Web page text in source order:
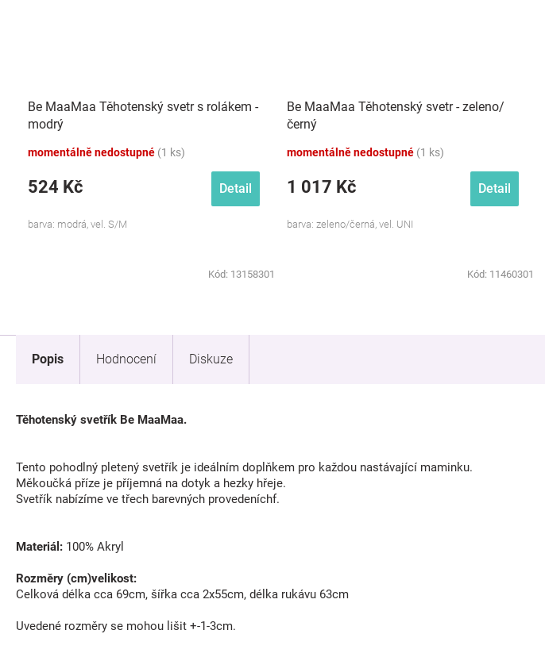
Be MaaMaa Těhotenský svetr s rolákem -
modrý
momentálně nedostupné (1 ks)
524 Kč Detail
barva: modrá, vel. S/M
Kód: 13158301
Be MaaMaa Těhotenský svetr - zeleno/
černý
momentálně nedostupné (1 ks)
1 017 Kč Detail
barva: zeleno/černá, vel. UNI
Kód: 11460301
Popis Hodnocení Diskuze
Těhotenský svetřík Be MaaMaa.
Tento pohodlný pletený svetřík je ideálním doplňkem pro každou nastávající maminku.
Měkoučká příze je příjemná na dotyk a hezky hřeje.
Svetřík nabízíme ve třech barevných provedeníchf.
Materiál: 100% Akryl
Rozměry (cm)velikost:
Celková délka cca 69cm, šířka cca 2x55cm, délka rukávu 63cm
Uvedené rozměry se mohou lišit +-1-3cm.